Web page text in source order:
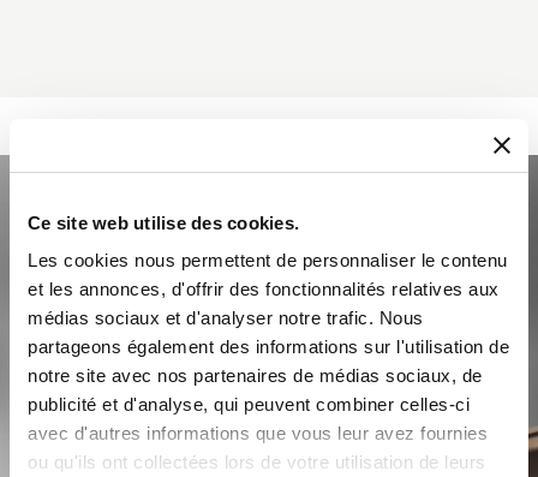
Ce site web utilise des cookies.
Les cookies nous permettent de personnaliser le contenu
et les annonces, d'offrir des fonctionnalités relatives aux
médias sociaux et d'analyser notre trafic. Nous
partageons également des informations sur l'utilisation de
notre site avec nos partenaires de médias sociaux, de
publicité et d'analyse, qui peuvent combiner celles-ci
avec d'autres informations que vous leur avez fournies
ou qu'ils ont collectées lors de votre utilisation de leurs